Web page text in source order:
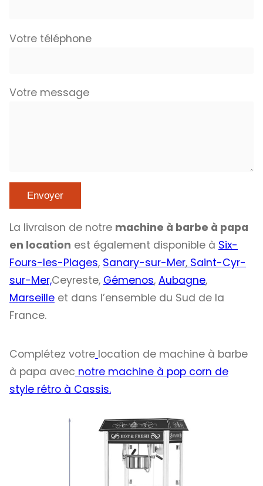
Votre téléphone
Votre message
La livraison de notre machine à barbe à papa
en location est également disponible à Six-
Fours-les-Plages, Sanary-sur-Mer, Saint-Cyr-
sur-Mer,Ceyreste, Gémenos, Aubagne,
Marseille et dans l’ensemble du Sud de la
France.
Complétez votre location de machine à barbe
à papa avec notre machine à pop corn de
style rétro à Cassis.